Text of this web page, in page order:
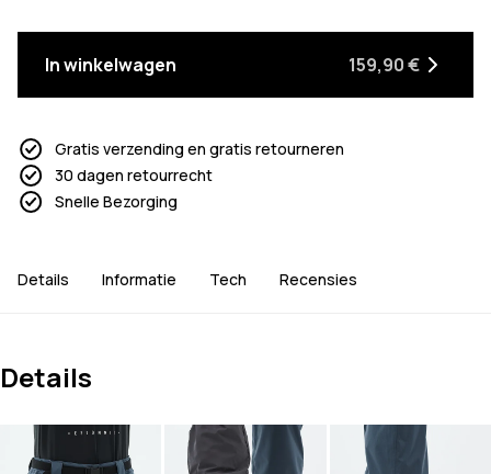
In winkelwagen 159,90 €
Gratis verzending en gratis retourneren
30 dagen retourrecht
Snelle Bezorging
Details Informatie Tech Recensies
Details